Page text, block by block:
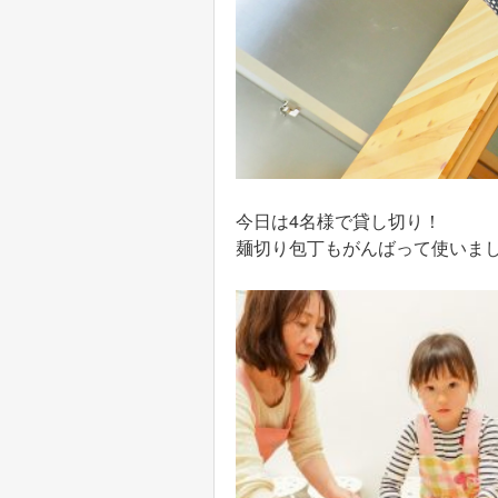
今日は4名様で貸し切り！
麺切り包丁もがんばって使いま